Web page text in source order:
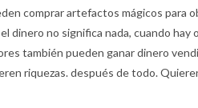
comprar artefactos mágicos para
dinero no significa nada, cuando hay
también pueden ganar dinero
riquezas. después de todo.